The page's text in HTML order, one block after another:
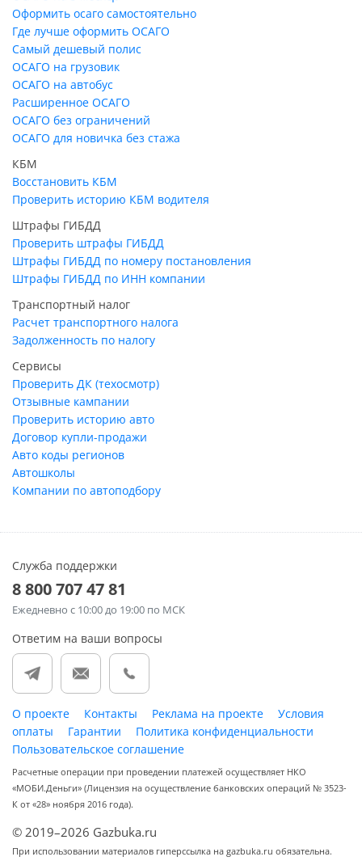
Оформить осаго самостоятельно
Где лучше оформить ОСАГО
Самый дешевый полис
ОСАГО на грузовик
ОСАГО на автобус
Расширенное ОСАГО
ОСАГО без ограничений
ОСАГО для новичка без стажа
КБМ
Восстановить КБМ
Проверить историю КБМ водителя
Штрафы ГИБДД
Проверить штрафы ГИБДД
Штрафы ГИБДД по номеру постановления
Штрафы ГИБДД по ИНН компании
Транспортный налог
Расчет транспортного налога
Задолженность по налогу
Сервисы
Проверить ДК (техосмотр)
Отзывные кампании
Проверить историю авто
Договор купли-продажи
Авто коды регионов
Автошколы
Компании по автоподбору
Служба поддержки
8 800 707 47 81
Ежедневно с 10:00 до 19:00 по МСК
Ответим на ваши вопросы
О проекте Контакты Реклама на проекте
Условия
оплаты
Гарантии
Политика конфиденциальности
Пользовательское соглашение
Расчетные операции при проведении платежей осуществляет НКО
«МОБИ.Деньги» (Лицензия на осуществление банковских операций № 3523-
К от «28» ноября 2016 года).
© 2019–2026 Gazbuka.ru
При использовании материалов гиперссылка на gazbuka.ru обязательна.